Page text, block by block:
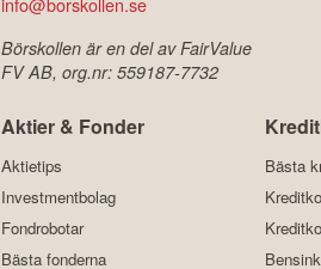
Börskollen är en del av FairValue
FV AB, org.nr: 559187-7732
Aktier & Fonder
Aktietips
Investmentbolag
Fondrobotar
Bästa fonderna
Bästa